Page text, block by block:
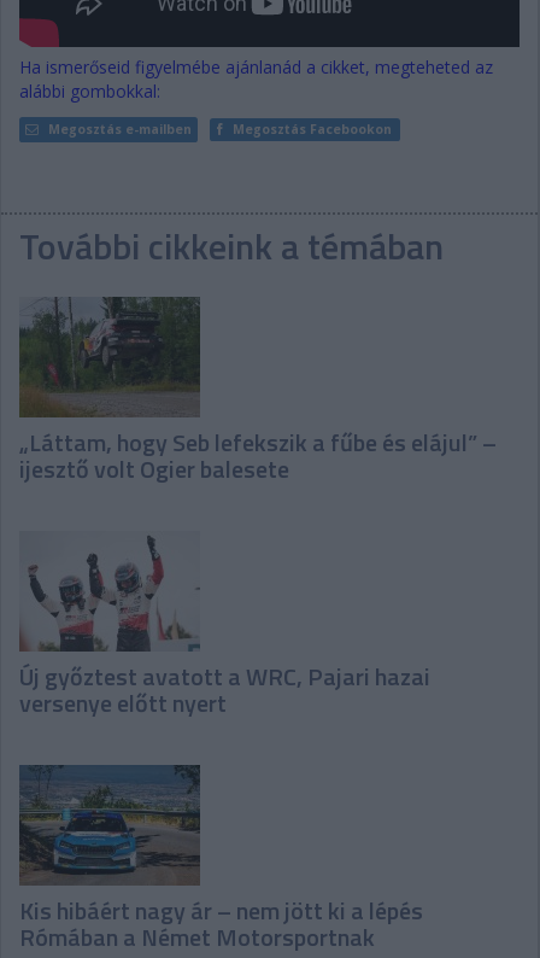
Ha ismerőseid figyelmébe ajánlanád a cikket, megteheted az
alábbi gombokkal:
Megosztás e-mailben Megosztás Facebookon
További cikkeink a témában
„Láttam, hogy Seb lefekszik a fűbe és elájul” –
ijesztő volt Ogier balesete
Új győztest avatott a WRC, Pajari hazai
versenye előtt nyert
Kis hibáért nagy ár – nem jött ki a lépés
Rómában a Német Motorsportnak